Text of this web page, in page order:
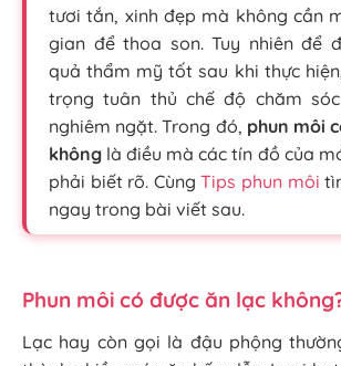
tươi tắn, xinh đẹp mà không cần
gian để thoa son. Tuy nhiên để
quả thẩm mỹ tốt sau khi thực
trọng tuân thủ chế độ chăm
nghiêm ngặt. Trong đó, phun môi
không là điều mà các tín đồ của
phải biết rõ. CùngTips phun môi
ngay trong bài viết sau.
Phun môi có được ăn lạc
Lạc hay còn gọi là đậu phộng